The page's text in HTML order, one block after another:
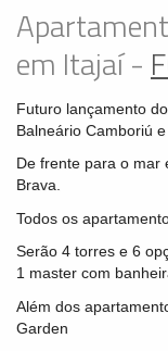
em Itajaí -
Futuro lançamento
Balneário Camboriú e
De frente para o mar
Brava.
Todos os
Serão 4 torres e 6
1 master com
Além dos
Garden